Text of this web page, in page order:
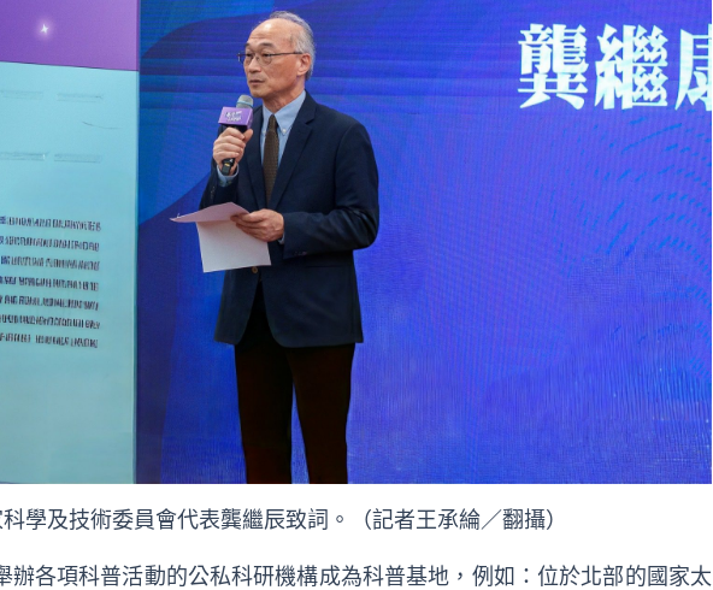
學及技術委員會代表龔繼辰致詞。（記者王承綸／翻攝）
辦各項科普活動的公私科研機構成為科普基地，例如：位於北部的國家太